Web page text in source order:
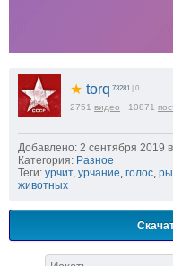
★ torq 73281 | 0
2751 видео 10871
Добавлено: 2 сентября 2019
Категория: Разное
Теги: урчит, урчание, голос,
животных